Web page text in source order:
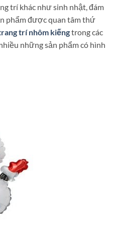
trí khác như sinh nhật, đám
phẩm được quan tâm thứ
trí nhôm kiếngtrong các
những sản phẩm có hình